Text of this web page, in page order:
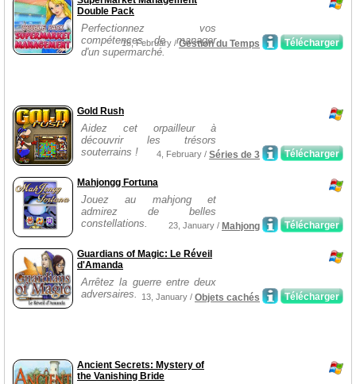
Double Pack
Perfectionnez vos
compétences de manager
d'un supermarché.
Télécharger
18, February /Gestion du Temps
Gold Rush
Aidez cet orpailleur à
découvrir les trésors
souterrains !
Télécharger
4, February / Séries de 3
Mahjongg Fortuna
Jouez au mahjong et
admirez de belles
constellations.
Télécharger
23, January / Mahjong
Guardians of Magic: Le Réveil
d'Amanda
Arrêtez la guerre entre deux
adversaires.
Télécharger
13, January / Objets cachés
Ancient Secrets: Mystery of
the Vanishing Bride